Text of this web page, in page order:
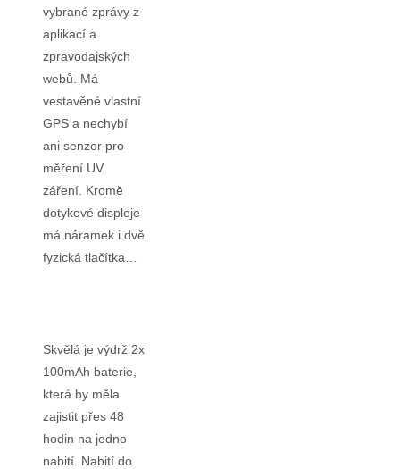
vybrané zprávy z
aplikací a
zpravodajských
webů. Má
vestavěné vlastní
GPS a nechybí
ani senzor pro
měření UV
záření. Kromě
dotykové displeje
má náramek i dvě
fyzická tlačítka…
Skvělá je výdrž 2x
100mAh baterie,
která by měla
zajistit přes 48
hodin na jedno
nabití. Nabití do